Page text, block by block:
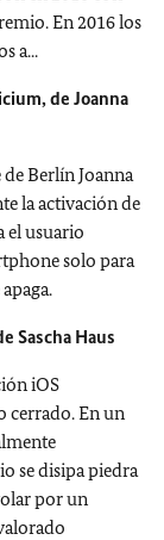
En 2016 los
a...
de Joanna
Berlín Joanna
la activación de
el usuario
solo para
Sascha Haus
iOS
cerrado. En un
se disipa piedra
por un